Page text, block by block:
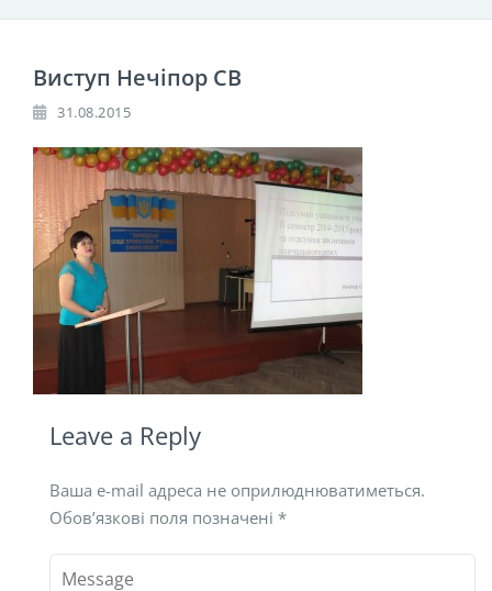
Виступ Нечіпор СВ
31.08.2015
Leave a Reply
Ваша e-mail адреса не оприлюднюватиметься.
Обов’язкові поля позначені *